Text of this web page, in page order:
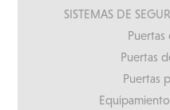
SISTEMAS DE
Puertas
Puertas